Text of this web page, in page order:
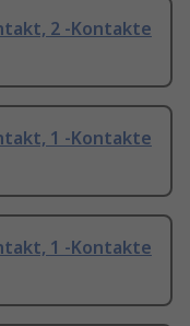
2 -Kontakte
1 -Kontakte
1 -Kontakte